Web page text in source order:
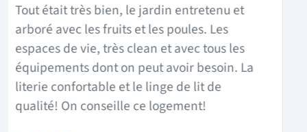
Nous avons passé un excellent séjour,
l’appartement est fidèle aux photos. Il est
grand et très bien équipé. Nous ne
manquerons pas de réserver ce logement si
nous revenons à la Réunion !